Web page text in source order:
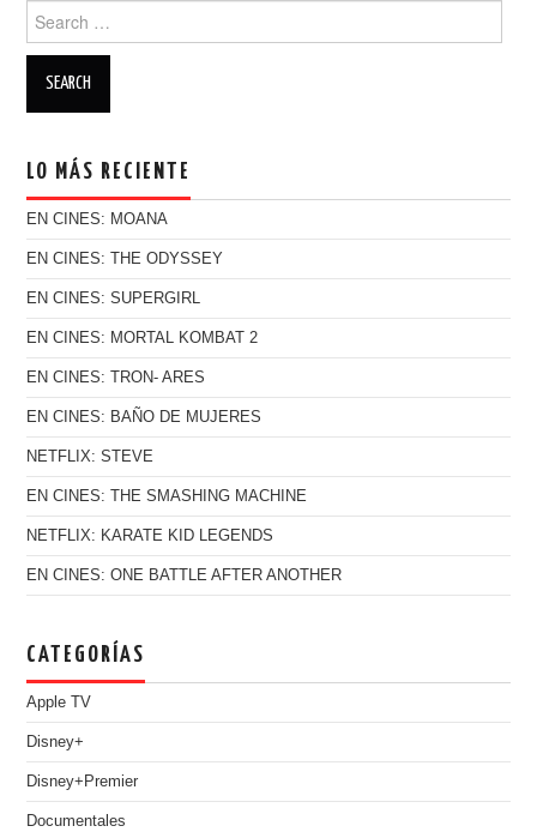
Search for:
LO MÁS RECIENTE
EN CINES: MOANA
EN CINES: THE ODYSSEY
EN CINES: SUPERGIRL
EN CINES: MORTAL KOMBAT 2
EN CINES: TRON- ARES
EN CINES: BAÑO DE MUJERES
NETFLIX: STEVE
EN CINES: THE SMASHING MACHINE
NETFLIX: KARATE KID LEGENDS
EN CINES: ONE BATTLE AFTER ANOTHER
CATEGORÍAS
Apple TV
Disney+
Disney+Premier
Documentales